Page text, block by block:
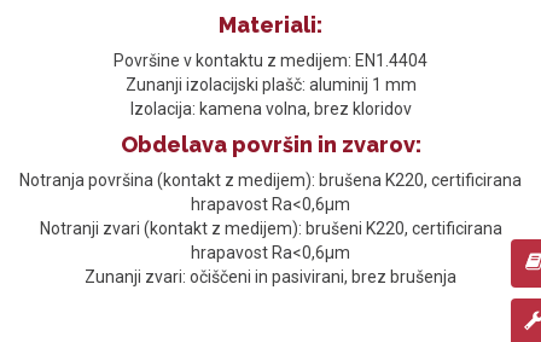
Materiali:
Površine v kontaktu z medijem: EN1.4404
Zunanji izolacijski plašč: aluminij 1 mm
Izolacija: kamena volna, brez kloridov
Obdelava površin in zvarov:
Notranja površina (kontakt z medijem): brušena K220, certificirana
hrapavost Ra<0,6μm
Notranji zvari (kontakt z medijem): brušeni K220, certificirana
hrapavost Ra<0,6μm
Zunanji zvari: očiščeni in pasivirani, brez brušenja